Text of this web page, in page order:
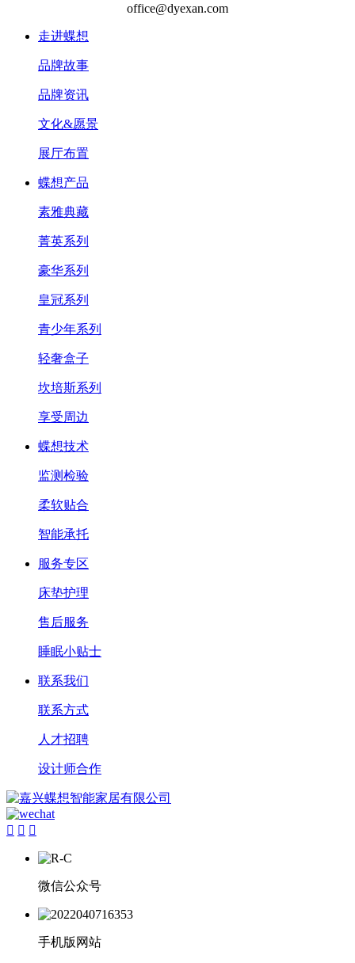
office@dyexan.com
走进蝶想
品牌故事
品牌资讯
文化&愿景
展厅布置
蝶想产品
素雅典藏
菁英系列
豪华系列
皇冠系列
青少年系列
轻奢盒子
坎培斯系列
享受周边
蝶想技术
监测检验
柔软贴合
智能承托
服务专区
床垫护理
售后服务
睡眠小贴士
联系我们
联系方式
人才招聘
设计师合作
  
微信公众号
手机版网站